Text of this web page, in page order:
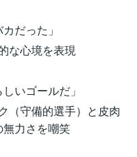
だった」
な心境を表現
いゴールだ」
（守備的選手）と皮肉
力さを嘲笑